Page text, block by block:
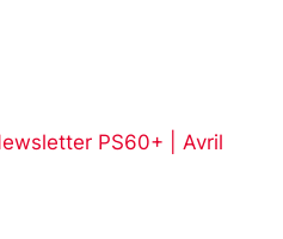
PS60+ | Avril